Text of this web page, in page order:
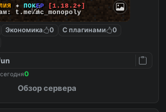
ИЯ ✦ ПОКЕР
[1.18.2+]
t.me/mc_monopoly
Экономика 0 С плагинами
0
сегодня0
Обзор сервера